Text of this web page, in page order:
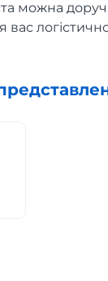
можна
вас